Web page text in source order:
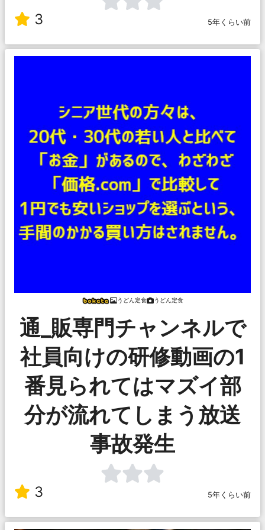
3 5年くらい前
うどん定食 うどん定食
通_販専門チャンネルで
社員向けの研修動画の1
番見られてはマズイ部
分が流れてしまう放送
事故発生
3 5年くらい前